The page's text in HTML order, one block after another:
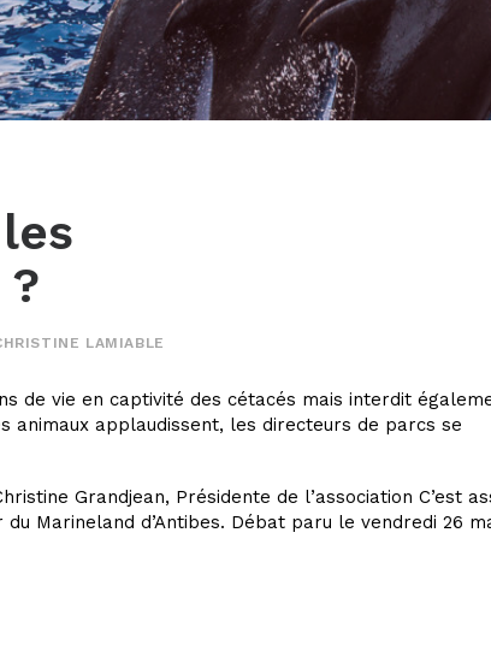
LAMIABLE
de vie en captivité des cétacés mais interdit
animaux applaudissent, les directeurs de parcs se
Grandjean, Présidente de l’association C’est
Marineland d’Antibes. Débat paru le vendredi 26